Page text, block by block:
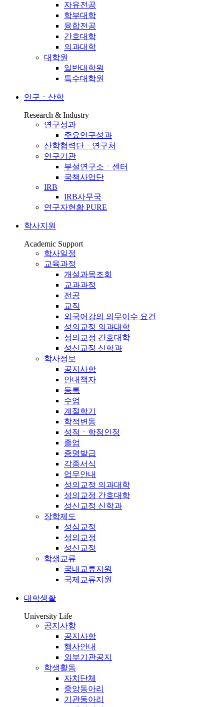
자유전공
학부대학
융합전공
간호대학
의과대학
대학원
일반대학원
특수대학원
연구ㆍ산학
Research & Industry
연구성과
주요연구성과
산학협력단ㆍ연구처
연구기관
부설연구소ㆍ센터
국책사업단
IRB
IRB사무국
연구자현황 PURE
학사지원
Academic Support
학사일정
교육과정
개설과목조회
교과과정
전공
교직
외국어강의 의무이수 요건
성의교정 의과대학
성의교정 간호대학
성신교정 신학과
학사정보
공지사항
안내책자
등록
수업
계절학기
학적변동
성적ㆍ학점인정
졸업
증명발급
각종서식
업무안내
성의교정 의과대학
성의교정 간호대학
성신교정 신학과
장학제도
성심교정
성의교정
성신교정
학생교류
국내교류지원
국제교류지원
대학생활
University Life
공지사항
공지사항
행사안내
외부기관공지
학생활동
자치단체
중앙동아리
기관동아리